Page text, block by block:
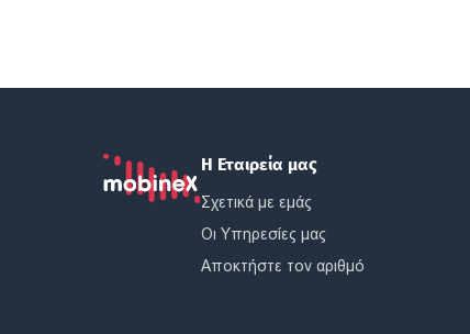
Η Εταιρεία μας
Σχετικά με εμάς
Οι Υπηρεσίες μας
Αποκτήστε τον αριθμό